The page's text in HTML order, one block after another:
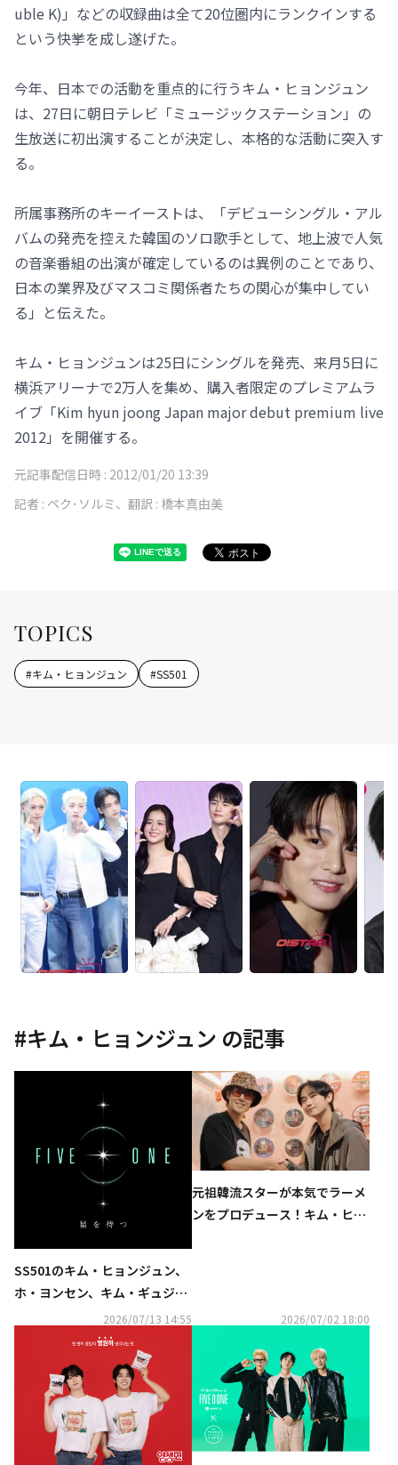
uble K)」などの収録曲は全て20位圏内にランクインする
という快挙を成し遂げた。
今年、日本での活動を重点的に行うキム・ヒョンジュン
は、27日に朝日テレビ「ミュージックステーション」の
生放送に初出演することが決定し、本格的な活動に突入す
る。
所属事務所のキーイーストは、「デビューシングル・アル
バムの発売を控えた韓国のソロ歌手として、地上波で人気
の音楽番組の出演が確定しているのは異例のことであり、
日本の業界及びマスコミ関係者たちの関心が集中してい
る」と伝えた。
キム・ヒョンジュンは25日にシングルを発売、来月5日に
横浜アリーナで2万人を集め、購入者限定のプレミアムラ
イブ「Kim hyun joong Japan major debut premium live
2012」を開催する。
元記事配信日時 : 2012/01/20 13:39
記者 : ペク･ソルミ、翻訳 : 橋本真由美
TOPICS
#キム・ヒョンジュン #SS501
#キム・ヒョンジュン の記事
SS501のキム・ヒョンジュン、
ホ・ヨンセン、キム・ギュジョ
ンによるユニット「FIVE O ON
E」、9月に東京神戸大阪の3都
市を巡る日本ツアー開催決定！
2026/07/13 14:55
元祖韓流スターが本気でラーメ
ンをプロデュース！キム・ヒョ
2026/07/02 18:00